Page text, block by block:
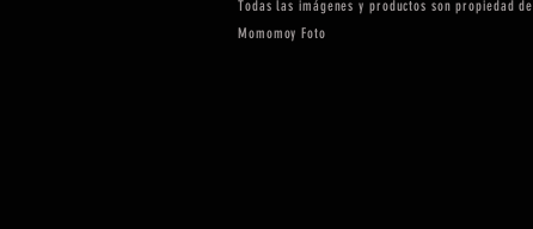
Todas las imágenes y productos son propiedad de
Momomoy Foto